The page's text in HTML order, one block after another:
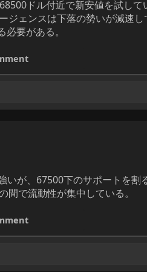
ドル付近で新安値を試して
ェンスは下落の勢いが減速
要がある。
が、67500下のサポートを割
で流動性が集中している。